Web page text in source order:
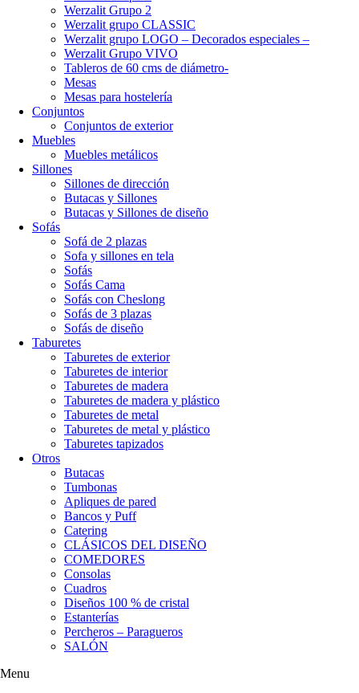
Werzalit Grupo 2
Werzalit grupo CLASSIC
Werzalit grupo LOGO – Decorados especiales –
Werzalit Grupo VIVO
Tableros de 60 cms de diámetro-
Mesas
Mesas para hostelería
Conjuntos
Conjuntos de exterior
Muebles
Muebles metálicos
Sillones
Sillones de dirección
Butacas y Sillones
Butacas y Sillones de diseño
Sofás
Sofá de 2 plazas
Sofa y sillones en tela
Sofás
Sofás Cama
Sofás con Cheslong
Sofás de 3 plazas
Sofás de diseño
Taburetes
Taburetes de exterior
Taburetes de interior
Taburetes de madera
Taburetes de madera y plástico
Taburetes de metal
Taburetes de metal y plástico
Taburetes tapizados
Otros
Butacas
Tumbonas
Apliques de pared
Bancos y Puff
Catering
CLÁSICOS DEL DISEÑO
COMEDORES
Consolas
Cuadros
Diseños 100 % de cristal
Estanterías
Percheros – Paragueros
SALÓN
Menu